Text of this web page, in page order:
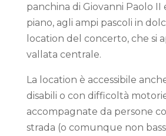
panchina di Giovanni Paolo II
piano, agli ampi pascoli in
location del concerto, che si
vallata centrale.
La location è accessibile
disabili o con difficoltà
accompagnate da persone
strada (o comunque non